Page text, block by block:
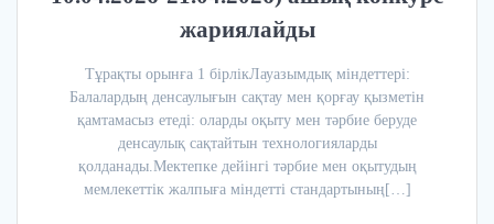
жариялайды
Тұрақты орынға 1 бірлікЛауазымдық міндеттері:
Балалардың денсаулығын сақтау мен қорғау қызметін
қамтамасыз етеді: оларды оқыту мен тәрбие беруде
денсаулық сақтайтын технологияларды
қолданады.Мектепке дейінгі тәрбие мен оқытудың
мемлекеттік жалпыға міндетті стандартының[…]